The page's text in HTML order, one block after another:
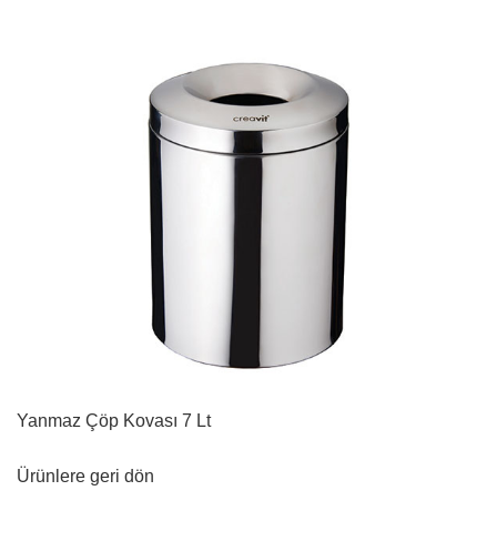
Yanmaz Çöp Kovası 7 Lt
Ürünlere geri dön